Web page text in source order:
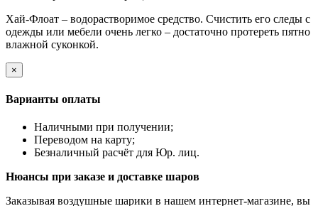
Хай-Флоат – водорастворимое средство. Счистить его следы с
одежды или мебели очень легко – достаточно протереть пятно
влажной суконкой.
×
Варианты оплаты
Наличными при получении;
Переводом на карту;
Безналичный расчёт для Юр. лиц.
Нюансы при заказе и доставке шаров
Заказывая воздушные шарики в нашем интернет-магазине, вы